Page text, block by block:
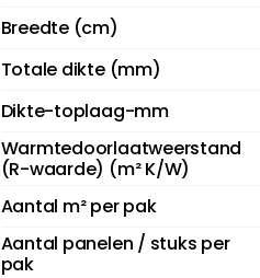
Breedte (cm)
Totale dikte (mm)
Dikte-toplaag-mm
Warmtedoorlaatweerstand
(R-waarde) (m² K/W)
Aantal m² per pak
Aantal panelen / stuks per
pak